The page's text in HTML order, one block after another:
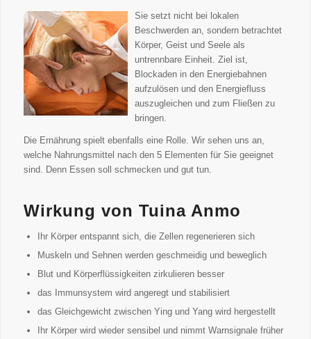
Sie setzt nicht bei lokalen
Beschwerden an, sondern betrachtet
Körper, Geist und Seele als
untrennbare Einheit. Ziel ist,
Blockaden in den Energiebahnen
aufzulösen und den Energiefluss
auszugleichen und zum Fließen zu
bringen.
Die Ernährung spielt ebenfalls eine Rolle. Wir sehen uns an,
welche Nahrungsmittel nach den 5 Elementen für Sie geeignet
sind. Denn Essen soll schmecken und gut tun.
Wirkung von Tuina Anmo
Ihr Körper entspannt sich, die Zellen regenerieren sich
Muskeln und Sehnen werden geschmeidig und beweglich
Blut und Körperflüssigkeiten zirkulieren besser
das Immunsystem wird angeregt und stabilisiert
das Gleichgewicht zwischen Ying und Yang wird hergestellt
Ihr Körper wird wieder sensibel und nimmt Warnsignale früher